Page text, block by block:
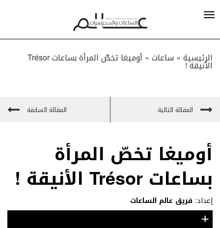
الرئيسية » ساعات» أوميغا تخصّ المرأة بساعات Trésor
الأنيقة !
المقالة التالية المقالة السابقة
أوميغا تخصّ المرأة
بساعات Trésor الأنيقة !
إعداد: فريق عالم الساعات